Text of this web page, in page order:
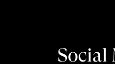
Social